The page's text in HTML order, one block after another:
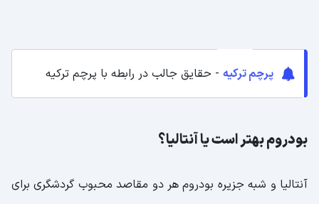
پرچم ترکیه - حقایق جالب در رابطه با پرچم ترکیه
بودروم بهتر است یا آنتالیا؟
آنتالیا و شبه جزیره بودروم هر دو مقاصد محبوب گردشگری برای